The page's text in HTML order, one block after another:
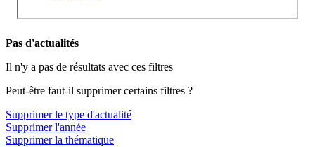
Pas d'actualités
Il n'y a pas de résultats avec ces filtres
Peut-être faut-il supprimer certains filtres ?
Supprimer le type d'actualité
Supprimer l'année
Supprimer la thématique